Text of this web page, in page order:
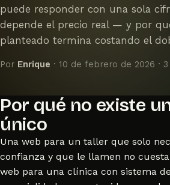
puede responder con una sola
depende el precio real — y por
planteado termina costando el
Por Enrique · 10 de febrero de 2026 ·
Por qué no existe
único
Una web para un taller que solo
confianza y que le llamen no
web para una clínica con sistema